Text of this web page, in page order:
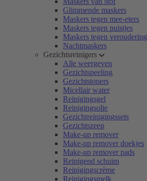
Glimmende maskers
Maskers tegen mee-eters
Maskers tegen puistjes
Maskers tegen veroudering
Nachtmaskers
Gezichtsreinigers
Alle weergeven
Gezichtspeeling
Gezichtstoners
Micellair water
Reinigingsgel
Reinigingsolie
Gezichtreinigingssets
Gezichtszeep
Make-up remover
Make-up remover doekjes
Make-up remover pads
Reinigend schuim
Reinigingscrème
Reinigingsmelk